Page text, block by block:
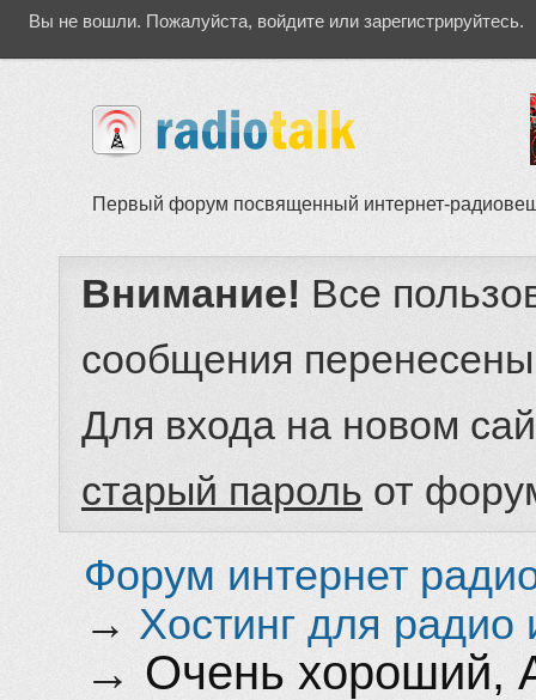
Вы не вошли. Пожалуйста, войдите или зарегистрируйтесь.
Первый форум посвященный интернет-
Внимание! Все
сообщения
Для входа на новом
старый пароль от
Форум интернет
→ Хостинг для радио
→ Очень хороший,